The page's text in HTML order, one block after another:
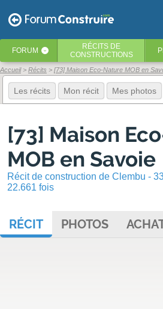
FORUM ‹ RÉCITS DE
CONSTRUCTIONS
Accueil Récits [73] Maison Eco-Nature MOB en
Les récits Mon récit Mes photos
[73] Maison
MOB en Savoie
Récit de construction de Clembu -
22.661 fois
RÉCIT PHOTOS